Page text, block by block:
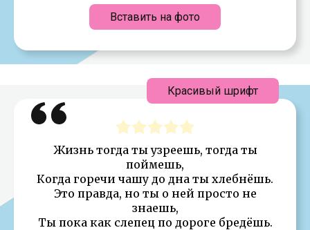
Вставить на фото
Жизнь тогда ты узреешь, тогда ты
поймешь,
Когда горечи чашу до дна ты хлебнёшь.
Это правда, но ты о ней просто не
знаешь,
Ты пока как слепец по дороге бредёшь.
Красивый шрифт